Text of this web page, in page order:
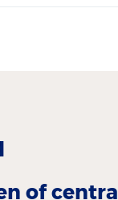
of centra